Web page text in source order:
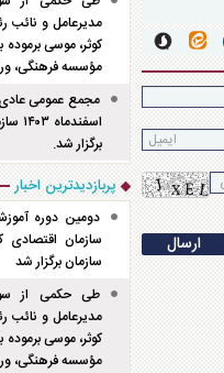
مدیرعامل و نائب
کوثر، موسی
مؤسسه فرهنگی،
مجمع عمومی عادی
برگزار شد.
پربازدیدترین اخبار
دومین دوره
سازمان اقتصادی
سازمان برگزار شد
طی حکمی از
مدیرعامل و نائب
کوثر، موسی
مؤسسه فرهنگی،